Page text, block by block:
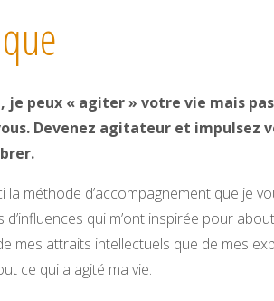
peux « agiter » votre vie mais pas
Devenez agitateur et impulsez
la méthode d’accompagnement que je
qui m’ont inspirée pour
mes attraits intellectuels que de mes
ce qui a agité ma vie.